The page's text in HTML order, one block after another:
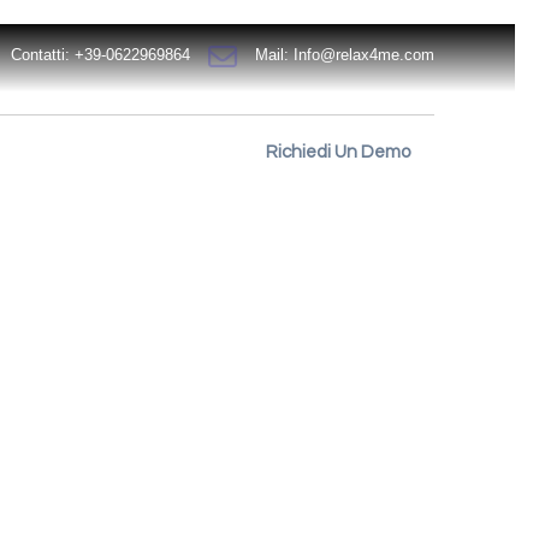
Contatti: +39-0622969864 Mail:Info@relax4me.com
Richiedi Un Demo